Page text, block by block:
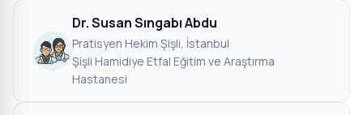
Dr. Susan Sıngabı Abdu
Pratisyen Hekim·Şişli, İstanbul·
Şişli Hamidiye Etfal Eğitim ve Araştırma
Hastanesi